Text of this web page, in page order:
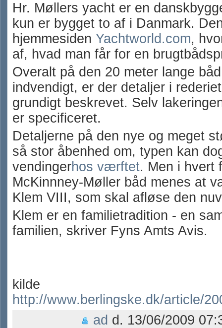
Hr. Møllers yacht er en
kun er bygget to af i Danmark.
hjemmesiden Yachtworld.com,
af, hvad man får for en
Overalt på den 20 meter lange
indvendigt, er der detaljer i
grundigt beskrevet. Selv
er specificeret.
Detaljerne på den nye og meget
så stor åbenhed om, typen kan
vendingerhos værftet. Men i hvert
McKinnney-Møller båd menes at
Klem VIII, som skal afløse den
Klem er en familietradition - en
familien, skriver Fyns Amts Avis.
kilde
http://www.berlingske.dk/article/
ad d. 13/06/2009